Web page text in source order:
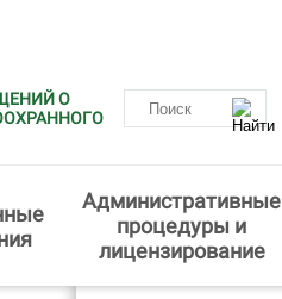
О
Административные
процедуры и
лицензирование